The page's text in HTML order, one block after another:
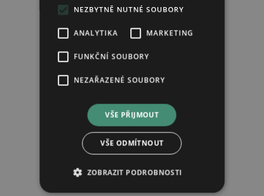
Nutrego fibre+ s pŘÍchutÍ vanilka
perorální roztok
Chci dostávat
zpracování osobních údajů.
Seznámil/a jsem se sezásadami zpracování osobních údajů
NEZBYTNĚ NUTNÉ SOUBORY
ANALYTIKA MARKETING
FUNKČNÍ SOUBORY
NEZAŘAZENÉ SOUBORY
VŠE PŘIJMOUT
VŠE ODMÍTNOUT
ZOBRAZIT PODROBNOSTI